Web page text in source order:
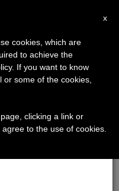
×
haremos la pausa
periodo de verano
y también el
x
cookies, which are
to achieve the
If you want to know
some of the cookies,
clicking a link or
to the use of cookies.